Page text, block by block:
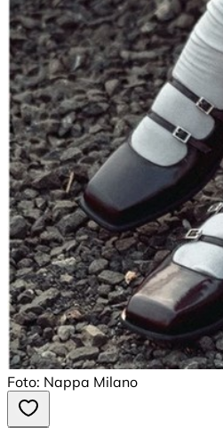
Foto: Nappa Milano